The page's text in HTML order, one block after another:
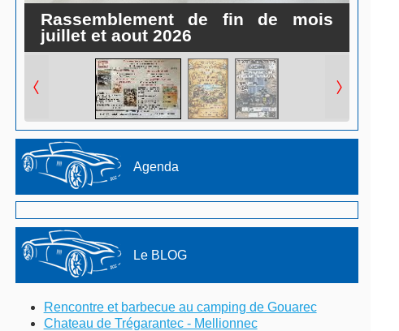
Agenda
Le BLOG
Rencontre et barbecue au camping de Gouarec
Chateau de Trégarantec - Mellionnec